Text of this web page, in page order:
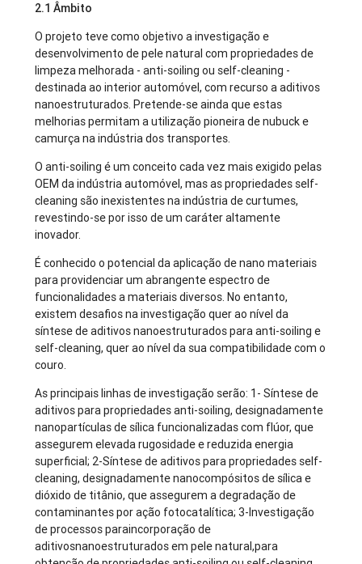
2.1 Âmbito
O projeto teve como objetivo a investigação e
desenvolvimento de pele natural com propriedades de
limpeza melhorada - anti-soiling ou self-cleaning -
destinada ao interior automóvel, com recurso a aditivos
nanoestruturados. Pretende-se ainda que estas
melhorias permitam a utilização pioneira de nubuck e
camurça na indústria dos transportes.
O anti-soiling é um conceito cada vez mais exigido pelas
OEM da indústria automóvel, mas as propriedades self-
cleaning são inexistentes na indústria de curtumes,
revestindo-se por isso de um caráter altamente
inovador.
É conhecido o potencial da aplicação de nano materiais
para providenciar um abrangente espectro de
funcionalidades a materiais diversos. No entanto,
existem desafios na investigação quer ao nível da
síntese de aditivos nanoestruturados para anti-soiling e
self-cleaning, quer ao nível da sua compatibilidade com o
couro.
As principais linhas de investigação serão: 1- Síntese de
aditivos para propriedades anti-soiling, designadamente
nanopartículas de sílica funcionalizadas com flúor, que
assegurem elevada rugosidade e reduzida energia
superficial; 2-Síntese de aditivos para propriedades self-
cleaning, designadamente nanocompósitos de sílica e
dióxido de titânio, que assegurem a degradação de
contaminantes por ação fotocatalítica; 3-Investigação
de processos paraincorporação de
aditivosnanoestruturados em pele natural,para